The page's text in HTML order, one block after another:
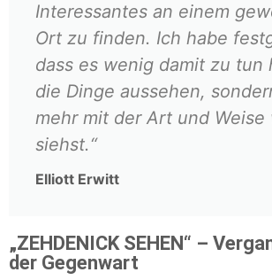
Interessantes an einem
Ort zu finden. Ich habe
dass es wenig damit zu tun
die Dinge aussehen,
mehr mit der Art und Weise
siehst.“
Elliott Erwitt
„ZEHDENICK SEHEN“ –
der Gegenwart